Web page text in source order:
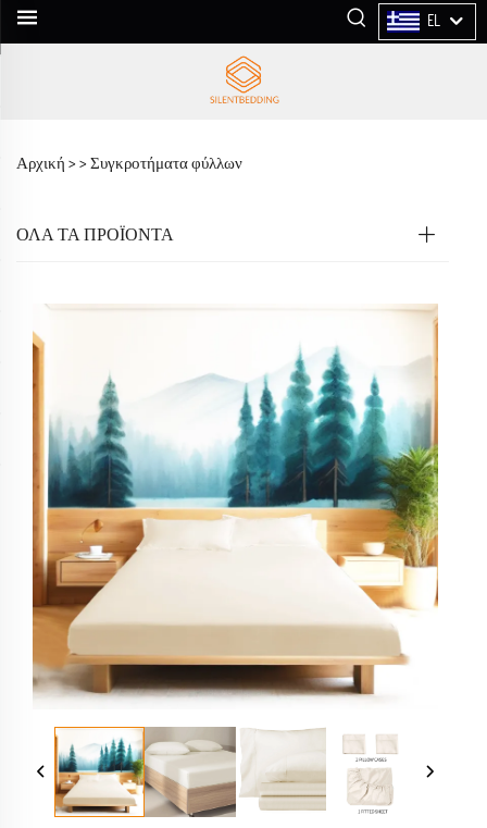
EL
Αρχική > > Συγκροτήματα φύλλων
ΟΛΑ ΤΑ ΠΡΟΪΟΝΤΑ